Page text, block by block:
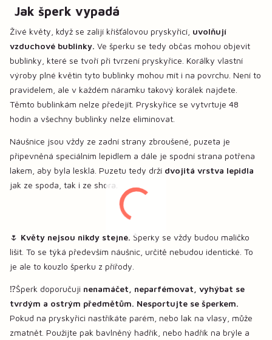
Jak šperk vypadá
Živé květy, když se zalijí křišťálovou pryskyřicí, uvolňují
vzduchové bublinky. Ve šperku se tedy občas mohou objevit
bublinky, které se tvoří při tvrzení pryskyřice. Korálky vlastní
výroby plné květin tyto bublinky mohou mít i na povrchu. Není to
pravidelem, ale v každém náramku takový korálek najdete.
Těmto bublinkám nelze předejít. Pryskyřice se vytvrtuje 48
hodin a všechny bublinky nelze eliminovat.
Náušnice jsou vždy ze zadní strany zbroušené, puzeta je
připevněná speciálním lepidlem a dále je spodní strana potřena
lakem, aby byla lesklá. Puzetu tedy drží dvojitá vrstva lepidla
jak ze spoda, tak i ze shora.
🌷 Květy nejsou nikdy stejné. Šperky se vždy budou maličko
lišit. To se týká především náušnic, určitě nebudou identické. To
je ale to kouzlo šperku z přířody.
⁉️Šperk doporučuji nenamáčet, neparfémovat, vyhýbat se
tvrdým a ostrým předmětům. Nesportujte se šperkem.
Pokud na pryskyřici nastříkáte parém, nebo lak na vlasy, může
zmatnět. Použijte pak bavlněný hadřík, nebo hadřík na brýle a